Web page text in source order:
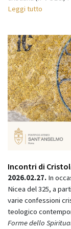
Leggi tutto
Incontri di
2026.02.27. In
Nicea del 325, a
varie confessioni
teologico
Forme dello